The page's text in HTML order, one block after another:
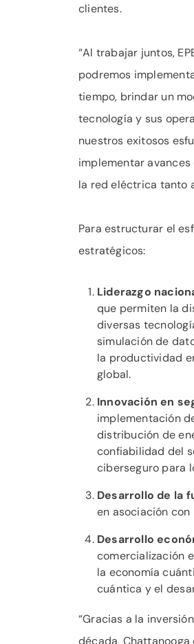
clientes.
“Al trabajar juntos,
podremos
tiempo, brindar un
tecnología y sus
nuestros exitosos
implementar
la red eléctrica tanto
Para estructurar el
estratégicos:
Liderazgo
que permiten la
diversas
simulación de
la productividad
global.
Innovación en
implementación
distribución de
confiabilidad del
ciberseguro para
Desarrollo de la
en asociación con
Desarrollo
comercialización
la economía
cuántica y el
“Gracias a la
década,